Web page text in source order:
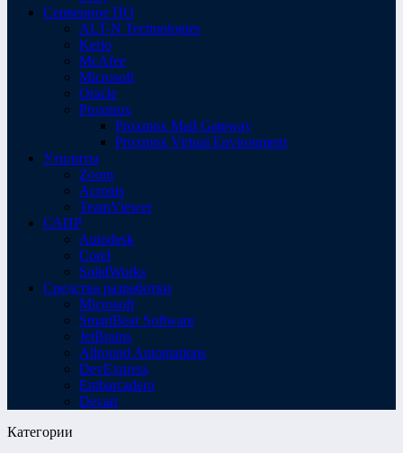
Серверное ПО
ALT-N Technologies
Kerio
McAfee
Microsoft
Oracle
Proxmox
Proxmox Mail Gateway
Proxmox Virtual Environment
Утилиты
Zoom
Acronis
TeamViewer
САПР
Autodesk
Corel
SolidWorks
Средства разработки
Microsoft
SmartBear Software
JetBrains
Allround Automations
DevExpress
Embarcadero
Devart
Категории